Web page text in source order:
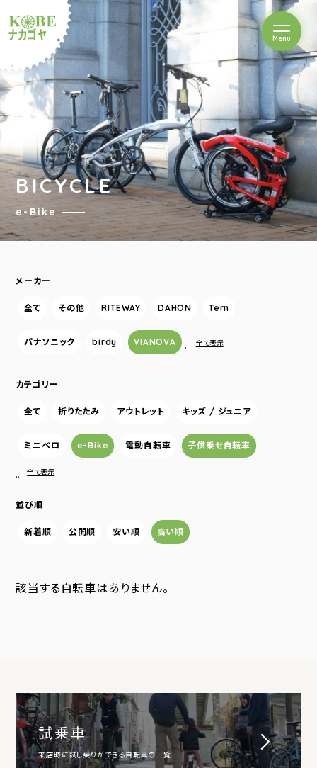
ルショップナカゴヤ
Menuを開閉
BICYCLE
e-Bike
メーカー
全て その他 RITEWAY DAHON Tern
パナソニック birdy VIANOVA … 全て表示
カテゴリー
全て 折りたたみ アウトレット キッズ / ジュニア
ミニベロ e-Bike 電動自転車 子供乗せ自転車
… 全て表示
並び順
新着順 公開順 安い順 高い順
該当する自転車はありません。
試乗車
来店時に試し乗りができる自転車の一覧